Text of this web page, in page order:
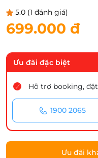
5.0 (1 đánh giá)
699.000 đ
Ưu đãi đặc biệt
Hỗ trợ booking,
1900 2065
Ưu đãi